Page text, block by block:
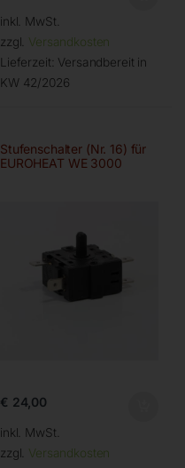
inkl. MwSt.
zzgl. Versandkosten
Lieferzeit: Versandbereit in
KW 42/2026
Stufenschalter (Nr. 16) für
EUROHEAT WE 3000
€ 24,00
inkl. MwSt.
zzgl. Versandkosten